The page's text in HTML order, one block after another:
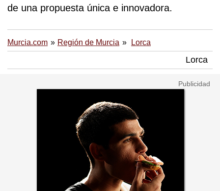
de una propuesta única e innovadora.
Murcia.com Región de Murcia Lorca
Lorca